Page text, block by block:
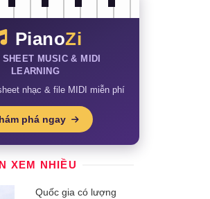
PianoZi
SHEET MUSIC & MIDI
LEARNING
nhạc & file MIDI miễn phí
phá ngay
XEM NHIỀU
Quốc gia có lượng